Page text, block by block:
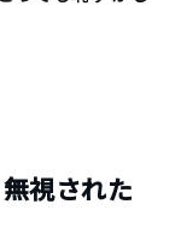
視された